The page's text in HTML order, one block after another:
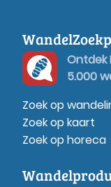
Ontdek
5.000
Zoek op
Zoek op kaart
Zoek op horeca